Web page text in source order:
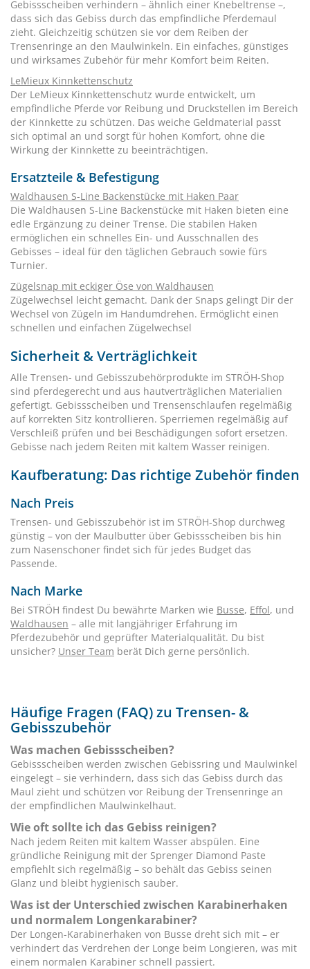
Gebissscheiben verhindern – ähnlich einer Knebeltrense –,
dass sich das Gebiss durch das empfindliche Pferdemaul
zieht. Gleichzeitig schützen sie vor dem Reiben der
Trensenringe an den Maulwinkeln. Ein einfaches, günstiges
und wirksames Zubehör für mehr Komfort beim Reiten.
LeMieux Kinnkettenschutz
Der LeMieux Kinnkettenschutz wurde entwickelt, um
empfindliche Pferde vor Reibung und Druckstellen im Bereich
der Kinnkette zu schützen. Das weiche Geldmaterial passt
sich optimal an und sorgt für hohen Komfort, ohne die
Wirkung der Kinnkette zu beeinträchtigen.
Ersatzteile & Befestigung
Waldhausen S-Line Backenstücke mit Haken Paar
Die Waldhausen S-Line Backenstücke mit Haken bieten eine
edle Ergänzung zu deiner Trense. Die stabilen Haken
ermöglichen ein schnelles Ein- und Ausschnallen des
Gebisses – ideal für den täglichen Gebrauch sowie fürs
Turnier.
Zügelsnap mit eckiger Öse von Waldhausen
Zügelwechsel leicht gemacht. Dank der Snaps gelingt Dir der
Wechsel von Zügeln im Handumdrehen. Ermöglicht einen
schnellen und einfachen Zügelwechsel
Sicherheit & Verträglichkeit
Alle Trensen- und Gebisszubehörprodukte im STRÖH-Shop
sind pferdegerecht und aus hautverträglichen Materialien
gefertigt. Gebissscheiben und Trensenschlaufen regelmäßig
auf korrekten Sitz kontrollieren. Sperriemen regelmäßig auf
Verschleiß prüfen und bei Beschädigungen sofort ersetzen.
Gebisse nach jedem Reiten mit kaltem Wasser reinigen.
Kaufberatung: Das richtige Zubehör finden
Nach Preis
Trensen- und Gebisszubehör ist im STRÖH-Shop durchweg
günstig – von der Maulbutter über Gebissscheiben bis hin
zum Nasenschoner findet sich für jedes Budget das
Passende.
Nach Marke
Bei STRÖH findest Du bewährte Marken wie Busse, Effol, und
Waldhausen – alle mit langjähriger Erfahrung im
Pferdezubehör und geprüfter Materialqualität. Du bist
unsicher? Unser Team berät Dich gerne persönlich.
Häufige Fragen (FAQ) zu Trensen- &
Gebisszubehör
Was machen Gebissscheiben?
Gebissscheiben werden zwischen Gebissring und Maulwinkel
eingelegt – sie verhindern, dass sich das Gebiss durch das
Maul zieht und schützen vor Reibung der Trensenringe an
der empfindlichen Maulwinkelhaut.
Wie oft sollte ich das Gebiss reinigen?
Nach jedem Reiten mit kaltem Wasser abspülen. Eine
gründliche Reinigung mit der Sprenger Diamond Paste
empfiehlt sich regelmäßig – so behält das Gebiss seinen
Glanz und bleibt hygienisch sauber.
Was ist der Unterschied zwischen Karabinerhaken
und normalem Longenkarabiner?
Der Longen-Karabinerhaken von Busse dreht sich mit – er
verhindert das Verdrehen der Longe beim Longieren, was mit
einem normalen Karabiner schnell passiert.